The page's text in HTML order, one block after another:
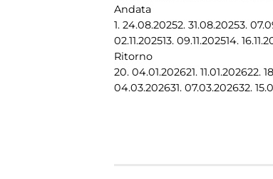
Andata
1. 24.08.20252. 31.08.20253.
02.11.202513. 09.11.202514.
Ritorno
20. 04.01.202621. 11.01.202622.
04.03.202631. 07.03.202632.